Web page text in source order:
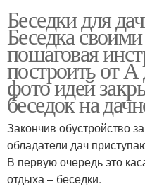
Беседки для
Беседка
пошаговая
построить от
фото идей
беседок на
Закончив обустройство
обладатели дач
В первую очередь это
отдыха – беседки.